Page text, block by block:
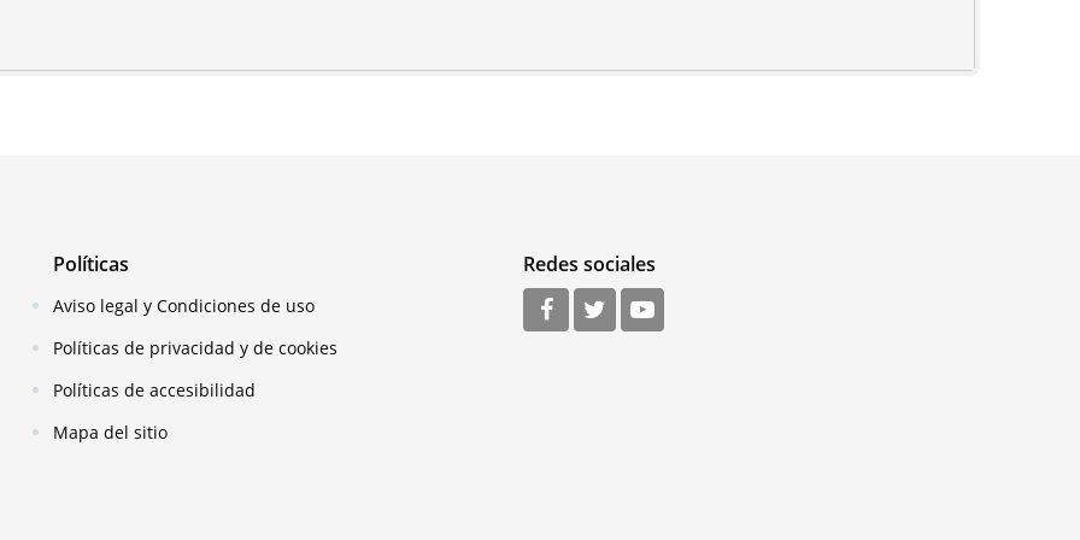
Políticas
Aviso legal y Condiciones de uso
Políticas de privacidad y de cookies
Políticas de accesibilidad
Mapa del sitio
Redes sociales